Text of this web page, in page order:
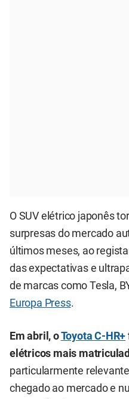
O SUV elétrico japonês
surpresas do mercado
últimos meses, ao
das expectativas e
de marcas como Tesla,
Europa Press.
Em abril, oToyota C-HR+
elétricos mais
particularmente
chegado ao mercado e